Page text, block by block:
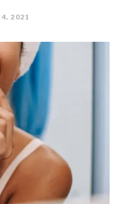
2021